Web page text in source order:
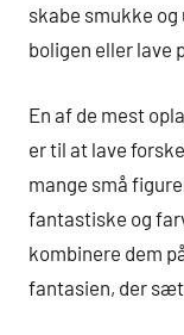
skabe smukke
boligen eller lave
En af de mest
er til at lave
mange små
fantastiske og
kombinere dem
fantasien, der